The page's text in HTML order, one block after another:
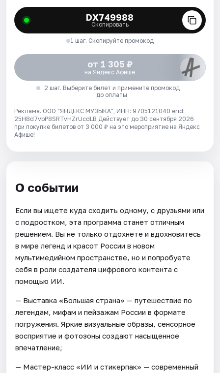
DX749988
Скопировать
1 шаг. Скопируйте промокод
от 1 305 ₽
на Яндекс Афише
2 шаг. Выберите билет и примените промокод
до оплаты
Реклама. ООО "ЯНДЕКС МУЗЫКА", ИНН: 9705121040 erid:
25H8d7vbP8SRTvHZrUcdLB Действует до 30 сентября 2026
при покупке билетов от 3 000 ₽ на это мероприятие на Яндекс
Афише!
О событии
Если вы ищете куда сходить одному, с друзьями или
с подростком, эта программа станет отличным
решением. Вы не только отдохнёте и вдохновитесь
в мире легенд и красот России в новом
мультимедийном пространстве, но и попробуете
себя в роли создателя цифрового контента с
помощью ИИ.
— Выставка «Большая страна» — путешествие по
легендам, мифам и пейзажам России в формате
погружения. Яркие визуальные образы, сенсорное
восприятие и фотозоны создают насыщенное
впечатление;
— Мастер-класс «ИИ и стикерпак» — современный